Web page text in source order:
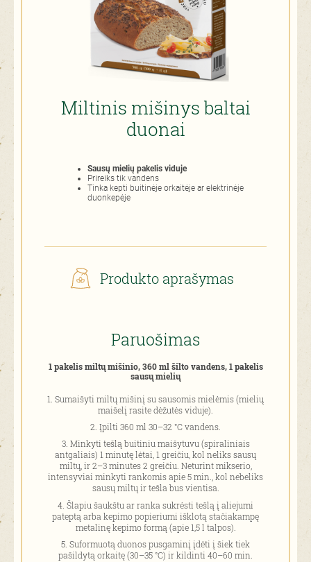
Miltinis mišinys baltai
duonai
Sausų mielių pakelis viduje
Prireiks tik vandens
Tinka kepti buitinėje orkaitėje ar elektrinėje
duonkepėje
Produkto aprašymas
Paruošimas
1 pakelis miltų mišinio, 360 ml šilto vandens, 1 pakelis
sausų mielių
Sumaišyti miltų mišinį su sausomis mielėmis (mielių
maišelį rasite dėžutės viduje).
Įpilti 360 ml 30–32 °C vandens.
Minkyti tešlą buitiniu maišytuvu (spiraliniais
antgaliais) 1 minutę lėtai, 1 greičiu, kol neliks sausų
miltų, ir 2–3 minutes 2 greičiu. Neturint mikserio,
intensyviai minkyti rankomis apie 5 min., kol nebeliks
sausų miltų ir tešla bus vientisa.
Šlapiu šaukštu ar ranka sukrėsti tešlą į aliejumi
pateptą arba kepimo popieriumi išklotą stačiakampę
metalinę kepimo formą (apie 1,5 l talpos).
Suformuotą duonos pusgaminį įdėti į šiek tiek
pašildytą orkaitę (30–35 °C) ir kildinti 40–60 min.